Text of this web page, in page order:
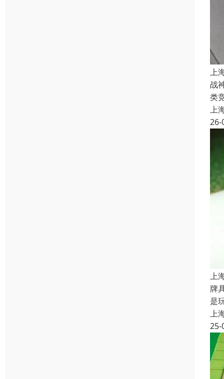
上
战
类
上
26-
上
牌
是
上
25-